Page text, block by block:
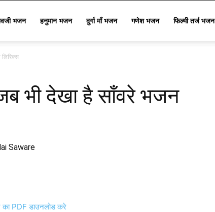
भजन हनुमान भजन दुर्गा माँ भजन गणेश भजन फिल्मी तर्ज भजन
भी देखा है साँवरे भजन
Saware
PDF डाउनलोड करे